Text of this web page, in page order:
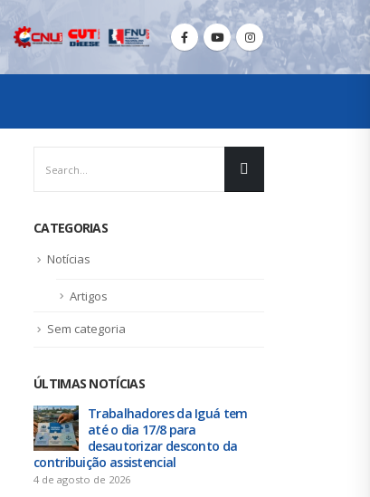
CATEGORIAS
Notícias
Artigos
Sem categoria
ÚLTIMAS NOTÍCIAS
Trabalhadores da Iguá tem
até o dia 17/8 para
desautorizar desconto da
contribuição assistencial
4 de agosto de 2026